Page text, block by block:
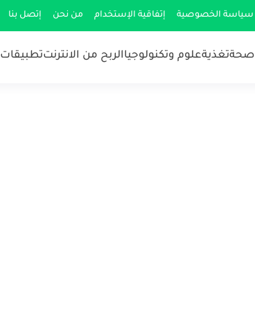
سياسة الخصوصية إتفاقية الإستخدام من نحن إتصل بنا
صحةتغذيةعلوم وتكنولوجياالربح من الانترنتتطبيقات